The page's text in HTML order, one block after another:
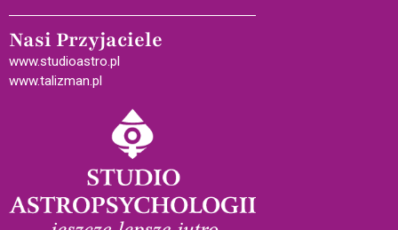
Nasi Przyjaciele
www.studioastro.pl
www.talizman.pl